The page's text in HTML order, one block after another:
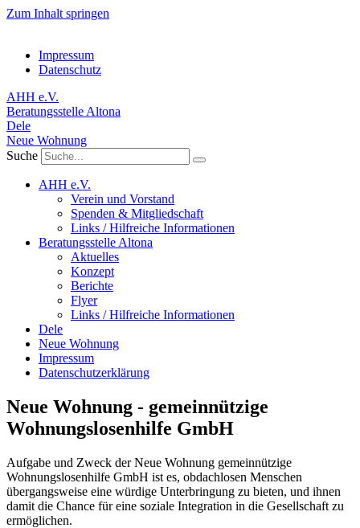
Zum Inhalt springen
Impressum
Datenschutz
AHH e.V.
Beratungsstelle Altona
Dele
Neue Wohnung
Suche
AHH e.V.
Verein und Vorstand
Spenden & Mitgliedschaft
Links / Hilfreiche Informationen
Beratungsstelle Altona
Aktuelles
Konzept
Berichte
Flyer
Links / Hilfreiche Informationen
Dele
Neue Wohnung
Impressum
Datenschutzerklärung
Neue Wohnung - gemeinnützige
Wohnungslosenhilfe GmbH
Aufgabe und Zweck der Neue Wohnung gemeinnützige
Wohnungslosenhilfe GmbH ist es, obdachlosen Menschen
übergangsweise eine würdige Unterbringung zu bieten, und ihnen
damit die Chance für eine soziale Integration in die Gesellschaft zu
ermöglichen.